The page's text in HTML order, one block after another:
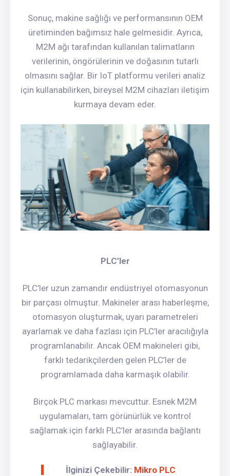
Sonuç, makine sağlığı ve performansının OEM
üretiminden bağımsız hale gelmesidir. Ayrıca,
M2M ağı tarafından kullanılan talimatların
verilerinin, öngörülerinin ve doğasının tutarlı
olmasını sağlar. Bir IoT platformu verileri analiz
için kullanabilirken, bireysel M2M cihazları iletişim
kurmaya devam eder.
PLC’ler
PLC’ler uzun zamandır endüstriyel otomasyonun
bir parçası olmuştur. Makineler arası haberleşme,
otomasyon oluşturmak, uyarı parametreleri
ayarlamak ve daha fazlası için PLC’ler aracılığıyla
programlanabilir. Ancak OEM makineleri gibi,
farklı tedarikçilerden gelen PLC’ler de
programlamada daha karmaşık olabilir.
Birçok PLC markası mevcuttur. Esnek M2M
uygulamaları, tam görünürlük ve kontrol
sağlamak için farklı PLC’ler arasında bağlantı
sağlayabilir.
İlginizi Çekebilir: Mikro PLC